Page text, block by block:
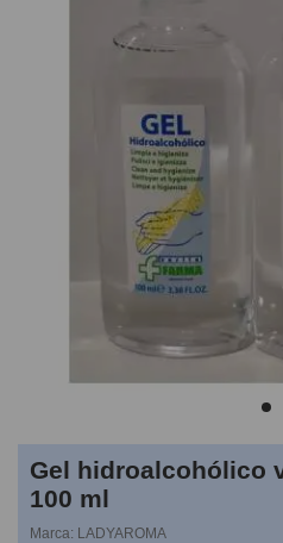
Gel hidroalcohólico
100 ml
Marca: LADYAROMA